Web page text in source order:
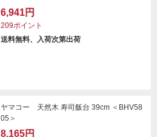
6,941円
209ポイント
送料無料、入荷次第出荷
ヤマコー 天然木 寿司飯台 39cm ＜BHV58
05＞
8,165円